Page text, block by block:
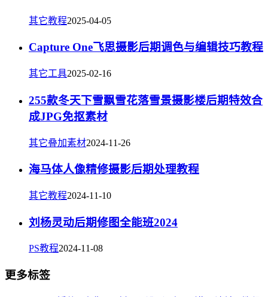
其它教程2025-04-05
Capture One飞思摄影后期调色与编辑技巧教程
其它工具2025-02-16
255款冬天下雪飘雪花落雪景摄影楼后期特效合
成JPG免抠素材
其它叠加素材2024-11-26
海马体人像精修摄影后期处理教程
其它教程2024-11-10
刘杨灵动后期修图全能班2024
PS教程2024-11-08
更多标签